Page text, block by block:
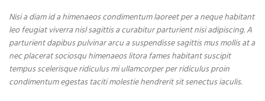
Nisi a diam id a himenaeos condimentum laoreet per a neque habitant
leo feugiat viverra nisl sagittis a curabitur parturient nisi adipiscing. A
parturient dapibus pulvinar arcu a suspendisse sagittis mus mollis at a
nec placerat sociosqu himenaeos litora fames habitant suscipit
tempus scelerisque ridiculus mi ullamcorper per ridiculus proin
condimentum egestas taciti molestie hendrerit sit senectus iaculis.